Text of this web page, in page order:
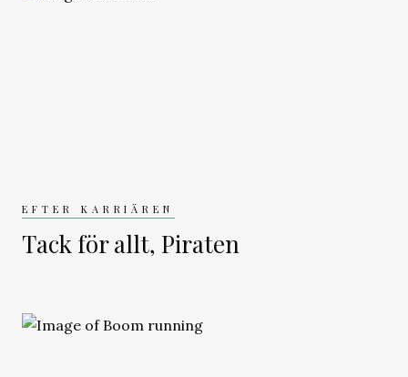
EFTER KARRIÄREN
Tack för allt, Piraten